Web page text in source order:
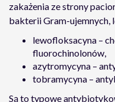
zakażenia ze strony
bakterii Gram-ujemnych,
lewofloksacyna –
fluorochinolonów,
azytromycyna –
tobramycyna –
Są to typowe